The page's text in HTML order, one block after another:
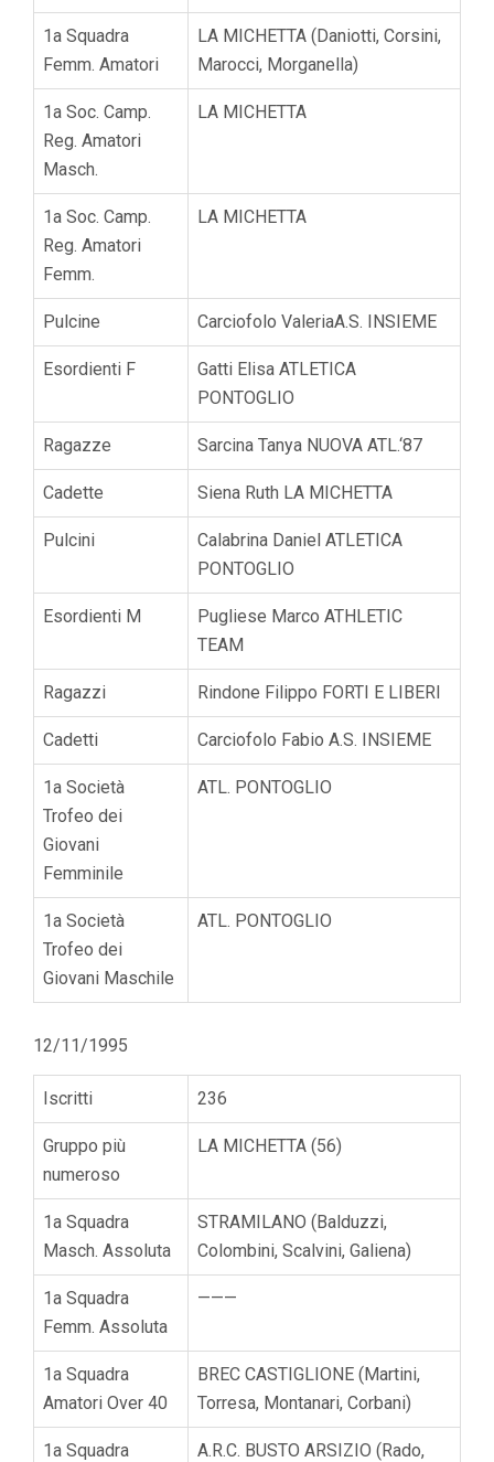
1a Squadra
Femm. Amatori
LA MICHETTA (Daniotti, Corsini,
Marocci, Morganella)
1a Soc. Camp.
Reg. Amatori
Masch.
LA MICHETTA
1a Soc. Camp.
Reg. Amatori
Femm.
LA MICHETTA
Pulcine Carciofolo ValeriaA.S. INSIEME
Esordienti F
Gatti Elisa ATLETICA
PONTOGLIO
Ragazze Sarcina Tanya NUOVA ATL.‘87
Cadette Siena Ruth LA MICHETTA
Pulcini
Calabrina Daniel ATLETICA
PONTOGLIO
Esordienti M
Pugliese Marco ATHLETIC
TEAM
Ragazzi Rindone Filippo FORTI E LIBERI
Cadetti Carciofolo Fabio A.S. INSIEME
1a Società
Trofeo dei
Giovani
Femminile
ATL. PONTOGLIO
1a Società
Trofeo dei
Giovani Maschile
ATL. PONTOGLIO
12/11/1995
Iscritti 236
Gruppo più
numeroso
LA MICHETTA (56)
1a Squadra
Masch. Assoluta
STRAMILANO (Balduzzi,
Colombini, Scalvini, Galiena)
1a Squadra
Femm. Assoluta
———
1a Squadra
Amatori Over 40
BREC CASTIGLIONE (Martini,
Torresa, Montanari, Corbani)
1a Squadra
A.R.C. BUSTO ARSIZIO (Rado,